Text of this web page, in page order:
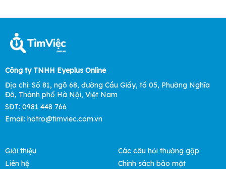
Công ty TNHH Eyeplus Online
Địa chỉ: Số 81, ngõ 68, đường Cầu Giấy, tổ 05, Phường Nghĩa
Đô, Thành phố Hà Nội, Việt Nam
SĐT: 0981 448 766
Email: hotro@timviec.com.vn
Giới thiệu
Liên hệ
Các câu hỏi thường gặp
Chính sách bảo mật